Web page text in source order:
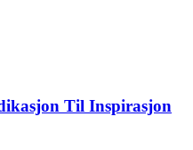
Til Inspirasjon